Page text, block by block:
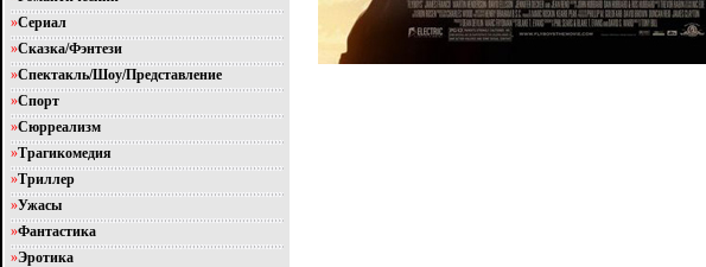
»Сериал
»Сказка/Фэнтези
»Спектакль/Шоу/Представление
»Спорт
»Сюрреализм
»Трагикомедия
»Триллер
»Ужасы
»Фантастика
»Эротика